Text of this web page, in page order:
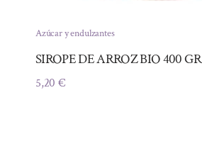
Azúcar y endulzantes
SIROPE DE ARROZ BIO 400 GR
5,20€